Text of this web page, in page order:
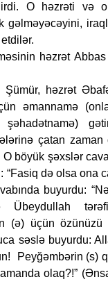
O həzrəti və
gəlməyəcəyini,
həzrət
Şümür, həzrət
əmannamə
şəhadətnamə)
çatan zaman
O böyük şəxslər
“Fasiq də olsa ona
buyurdu:
(ə) üçün özünüzü
səslə buyurdu:
Peyğəmbərin (s)
olaq?!”